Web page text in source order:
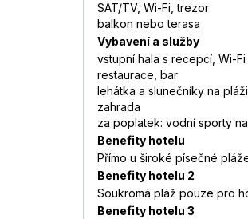
SAT/TV, Wi-Fi, trezor
balkon nebo terasa
Vybavení a služby
vstupní hala s recepcí, Wi-Fi
restaurace, bar
lehátka a slunečníky na
zahrada
za poplatek: vodní sporty
Benefity hotelu
Přímo u široké písečné
Benefity hotelu 2
Soukromá pláž pouze pro
Benefity hotelu 3